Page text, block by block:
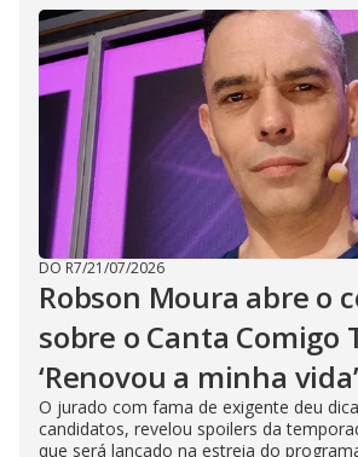
DO R7/21/07/2026
Robson Moura abre o
sobre o Canta Comigo
‘Renovou a minha vida’
O jurado com fama de exigente deu
candidatos, revelou spoilers da
que será lançado na estreia do